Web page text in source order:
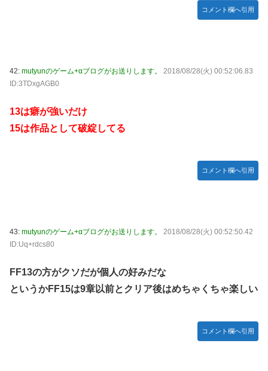
コメント欄へ引用
42: mutyunのゲーム+αブログがお送りします。
2018/08/28(火) 00:52:06.83
ID:3TDxgAGB0
13は癖が強いだけ
15は作品として破綻してる
コメント欄へ引用
43: mutyunのゲーム+αブログがお送りします。
2018/08/28(火) 00:52:50.42
ID:Uq+rdcs80
FF13の方がクソだが個人の好みだな
というかFF15は9章以前とクリア後はめちゃくちゃ楽しい
コメント欄へ引用